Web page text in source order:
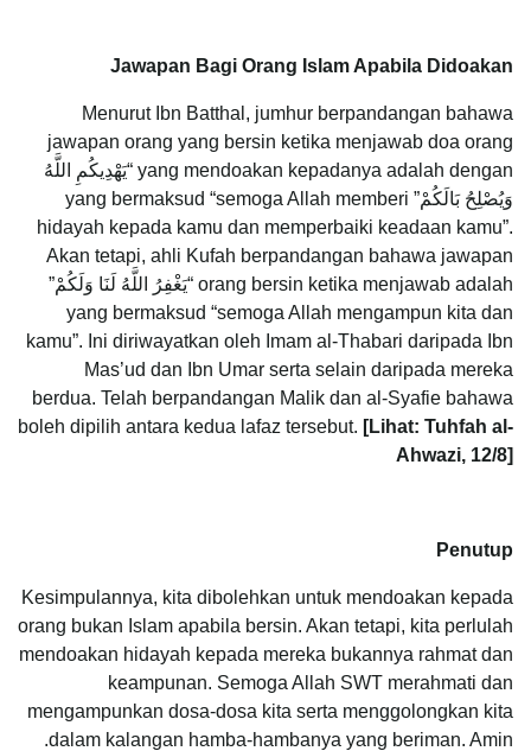
Jawapan Bagi Orang Islam Apabila Didoakan
Menurut Ibn Batthal, jumhur berpandangan bahawa
jawapan orang yang bersin ketika menjawab doa orang
yang mendoakan kepadanya adalah dengan “يَهْدِيكُمِ اللَّهُ
وَيُصْلِحُ بَالَكُمْ” yang bermaksud “semoga Allah memberi
hidayah kepada kamu dan memperbaiki keadaan kamu”.
Akan tetapi, ahli Kufah berpandangan bahawa jawapan
orang bersin ketika menjawab adalah “يَغْفِرُ اللَّهُ لَنَا وَلَكُمْ”
yang bermaksud “semoga Allah mengampun kita dan
kamu”. Ini diriwayatkan oleh Imam al-Thabari daripada Ibn
Mas’ud dan Ibn Umar serta selain daripada mereka
berdua. Telah berpandangan Malik dan al-Syafie bahawa
boleh dipilih antara kedua lafaz tersebut. [Lihat: Tuhfah al-
Ahwazi, 12/8]
Penutup
Kesimpulannya, kita dibolehkan untuk mendoakan kepada
orang bukan Islam apabila bersin. Akan tetapi, kita perlulah
mendoakan hidayah kepada mereka bukannya rahmat dan
keampunan. Semoga Allah SWT merahmati dan
mengampunkan dosa-dosa kita serta menggolongkan kita
dalam kalangan hamba-hambanya yang beriman. Amin.